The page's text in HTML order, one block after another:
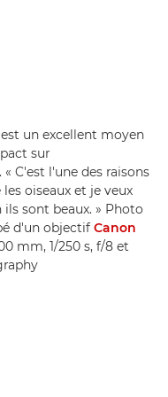
un excellent moyen
sur
C'est l'une des raisons
oiseaux et je veux
sont beaux. » Photo
d'un objectif Canon
mm, 1/250 s, f/8 et